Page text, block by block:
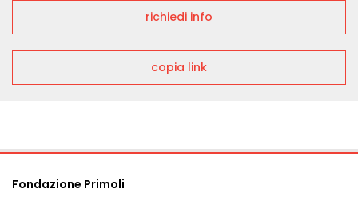
richiedi info
copia link
Fondazione Primoli